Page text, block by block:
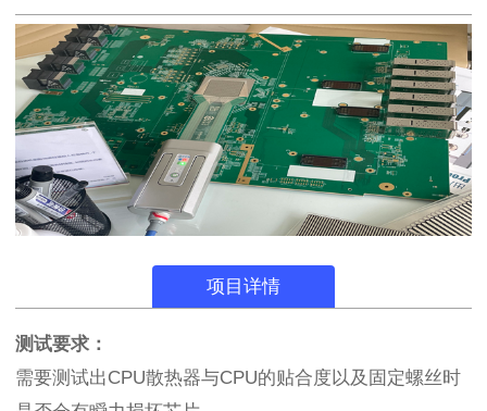
项目详情
测试要求：
需要测试出CPU散热器与CPU的贴合度以及固定螺丝时